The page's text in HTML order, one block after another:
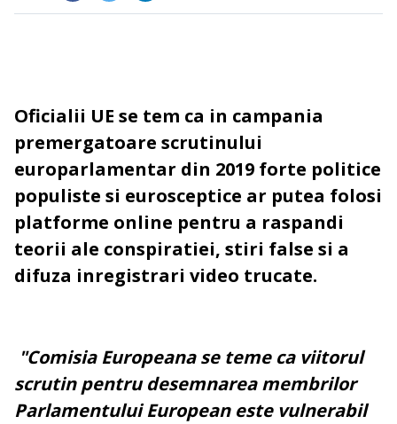
Oficialii UE se tem ca in campania
premergatoare scrutinului
europarlamentar din 2019 forte politice
populiste si eurosceptice ar putea folosi
platforme online pentru a raspandi
teorii ale conspiratiei, stiri false si a
difuza inregistrari video trucate.
"Comisia Europeana se teme ca viitorul
scrutin pentru desemnarea membrilor
Parlamentului European este vulnerabil